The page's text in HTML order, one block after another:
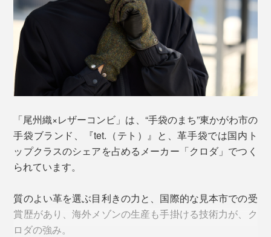
写真は「MEN／ヘリンボーン」
そんな尾州産地に眠っていた” 遊休資材“に着目し、命を
吹き込んだのが本品「尾州織×レザーコンビ」。
手のひら・指のマチ・親指には、定番の「leater touch」
と同じイタリア製の羊革を使用。手の動きに寄り添って
くれるような柔らかさ。使うほどに手になじみます。
「尾州織×レザーコンビ」は、“手袋のまち”東かがわ市の
手袋ブランド、『tet.（テト）』と、革手袋では国内ト
ップクラスのシェアを占めるメーカー「クロダ」でつく
られています。
質のよい革を選ぶ目利きの力と、国際的な見本市での受
賞歴があり、海外メゾンの生産も手掛ける技術力が、ク
ロダの強み。